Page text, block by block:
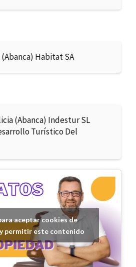
(Abanca) Habitat SA
(Abanca) Indestur SL
Turístico Del
aceptar cookies de
permitir este contenido